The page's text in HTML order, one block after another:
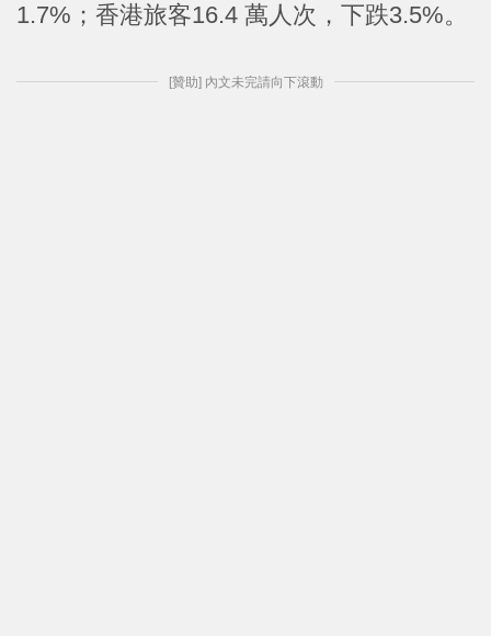
1.7%；香港旅客16.4 萬人次，下跌3.5%。
[贊助] 內文未完請向下滾動